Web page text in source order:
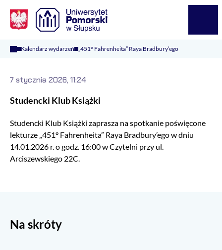
Kalendarz wydarzeń „451° Fahrenheita” Raya Bradbury’ego
Studencki Klub Książki
7 stycznia 2026, 11:24
Studencki Klub Książki zaprasza na spotkanie poświęcone
lekturze „451° Fahrenheita” Raya Bradbury’ego w dniu
14.01.2026 r. o godz. 16:00 w Czytelni przy ul.
Arciszewskiego 22C.
Na skróty